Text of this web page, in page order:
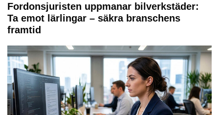
Fordonsjuristen uppmanar bilverkstäder:
Ta emot lärlingar – säkra branschens
framtid